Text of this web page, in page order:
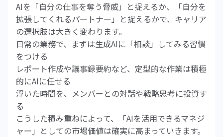
AIを「自分の仕事を奪う脅威」と捉えるか、「自分を
拡張してくれるパートナー」と捉えるかで、キャリア
の選択肢は大きく変わります。
日常の業務で、まずは生成AIに「相談」してみる習慣
をつける
レポート作成や議事録要約など、定型的な作業は積極
的にAIに任せる
浮いた時間を、メンバーとの対話や戦略思考に投資す
る
こうした積み重ねによって、「AIを活用できるマネジ
ャー」としての市場価値は確実に高まっていきます。